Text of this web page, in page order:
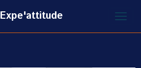
Expe'attitude